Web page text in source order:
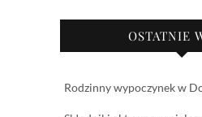
OSTATNIE
Rodzinny wypoczynek w